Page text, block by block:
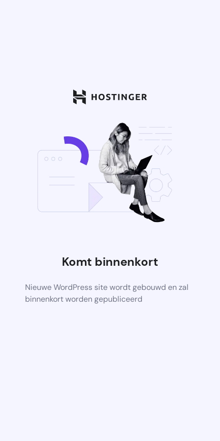
Komt binnenkort
Nieuwe WordPress site wordt gebouwd en zal
binnenkort worden gepubliceerd